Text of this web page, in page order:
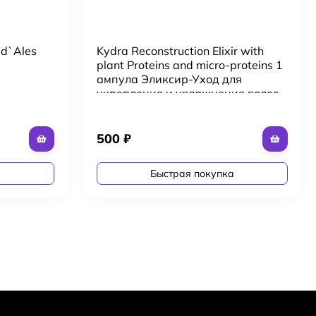
Kydra Reconstruction Elixir with
plant Proteins and micro-proteins 1
ампула Эликсир-Уход для
укрепления и увлажнения волос
500 ₽
Быстрая покупка